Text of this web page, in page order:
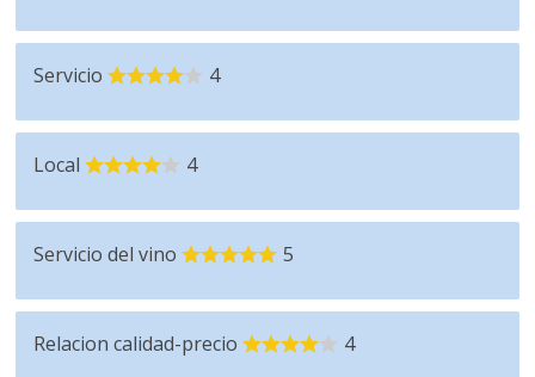
Servicio 4
Local 4
Servicio del vino 5
Relacion calidad-precio 4